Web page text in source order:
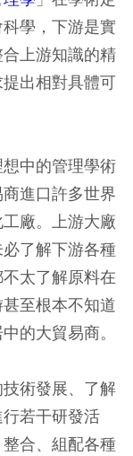
學，下游是實
上游知識的精
出相對具體可
中的管理學術
進口許多世界
廠。上游大廠
了解下游各種
太了解原料在
至根本不知道
的大貿易商。
術發展、了解
若干研發活
合、組配各種